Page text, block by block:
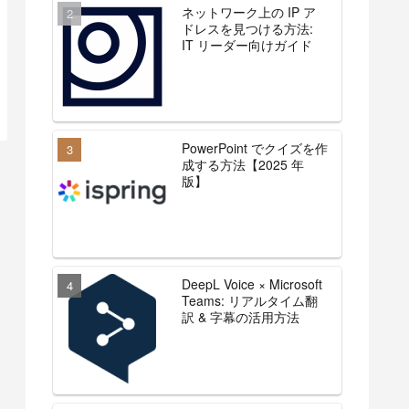
ネットワーク上の IP ア
ドレスを見つける方法:
IT リーダー向けガイド
PowerPoint でクイズを作
成する方法【2025 年
版】
DeepL Voice × Microsoft
Teams: リアルタイム翻
訳 & 字幕の活用方法